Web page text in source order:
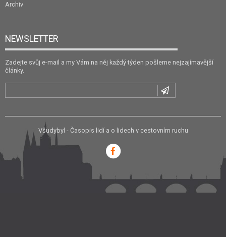
Archiv
NEWSLETTER
Zadejte svůj e-mail a my Vám na něj každý týden pošleme nejzajímavější
články.
Všudybyl - Časopis lidí a o lidech v cestovním ruchu